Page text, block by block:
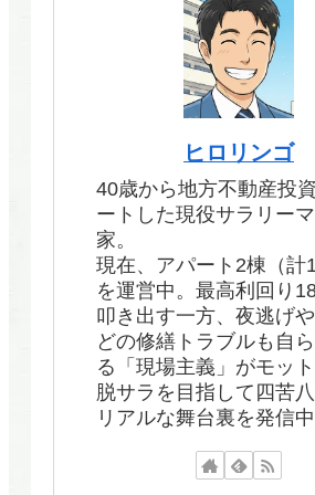
ヒロリンゴ
40歳から地方不動産投
ートした現役サラリー
家。
現在、アパート2棟（計
を運営中。最高利回り
叩き出す一方、夜逃げ
どの修繕トラブルも自
る「現場主義」がモット
脱サラを目指して四苦
リアルな舞台裏を発信中